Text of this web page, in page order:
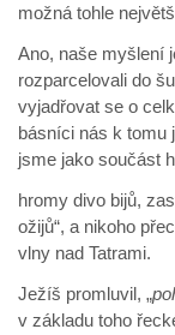
možná tohle
Ano, naše myšlení
rozparcelovali do
vyjadřovat se o
básníci nás k tomu
jsme jako součást
hromy divo bijů,
ožijů“, a nikoho
vlny nad Tatrami.
Ježíš promluvil, „
v základu toho